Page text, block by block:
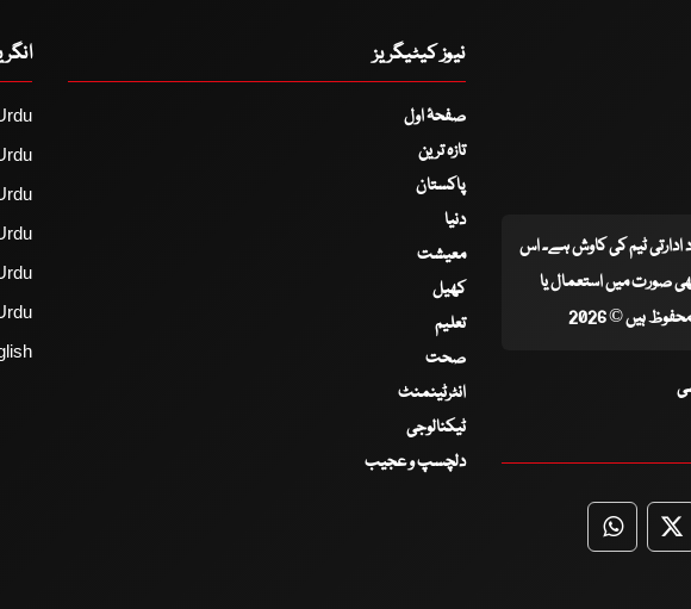
ادارتی ٹیم کی کاوش ہے۔ اس
صورت میں استعمال یا
ہیں © 2026
نیوز کیٹیگریز
صفحۂ اول
تازہ ترین
پاکستان
دنیا
معیشت
کھیل
تعلیم
صحت
انٹرٹینمنٹ
ٹیکنالوجی
دلچسپ و عجیب